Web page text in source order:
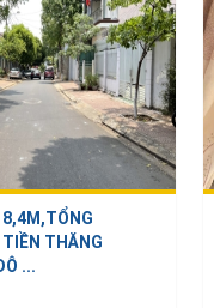
THĂNG
...